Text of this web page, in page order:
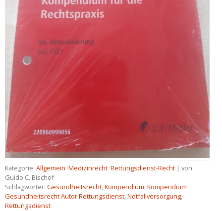
Kategorie: Allgemein ·Medizinrecht ·Rettungsdienst-Recht | von:
Guido C. Bischof
Schlagwörter: Gesundheitsrecht,Kompendium,Kompendium
Gesundheitsrecht Autor Rettungsdienst,Notfallversorgung,
Rettungsdienst